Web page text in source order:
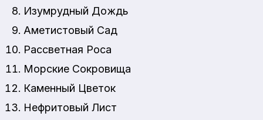
Изумрудный Дождь
Аметистовый Сад
Рассветная Роса
Морские Сокровища
Каменный Цветок
Нефритовый Лист